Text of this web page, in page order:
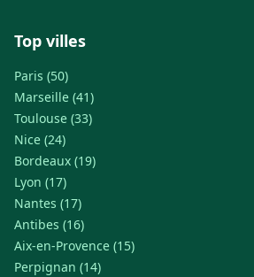
Top villes
Paris (50)
Marseille (41)
Toulouse (33)
Nice (24)
Bordeaux (19)
Lyon (17)
Nantes (17)
Antibes (16)
Aix-en-Provence (15)
Perpignan (14)